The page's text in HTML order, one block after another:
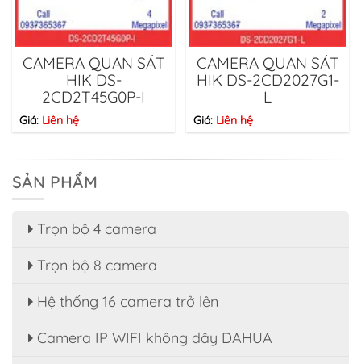
CAMERA QUAN SÁT
HIK DS-
2CD2T45G0P-I
Giá: Liên hệ
CAMERA QUAN SÁT
HIK DS-2CD2027G1-
L
Giá: Liên hệ
SẢN PHẨM
Trọn bộ 4 camera
Trọn bộ 8 camera
Hệ thống 16 camera trở lên
Camera IP WIFI không dây DAHUA